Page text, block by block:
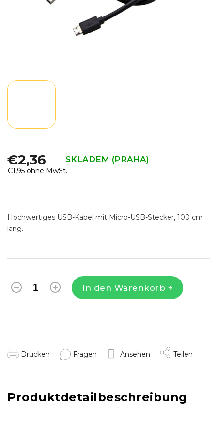
€2,36 SKLADEM (PRAHA)
€1,95 ohne MwSt.
In den Warenkorb
Hochwertiges USB-Kabel mit Micro-USB-Stecker, 100 cm
lang.
Drucken Fragen Ansehen Teilen
Produktdetailbeschreibung